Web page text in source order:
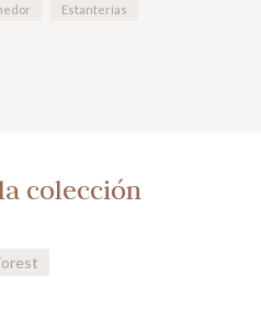
Estanterías
colección